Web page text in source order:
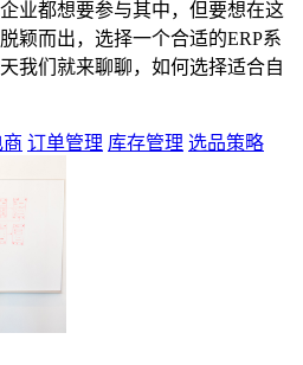
业都想要参与其中，但要想在这
颖而出，选择一个合适的ERP系
我们就来聊聊，如何选择适合自
订单管理 库存管理 选品策略